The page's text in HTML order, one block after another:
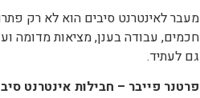
מעבר לאינטרנט סיבים הוא לא רק
חכמים, עבודה בענן, מציאות מדומה
גם לעתיד.
פרטנר פייבר – חבילות אינטרנט